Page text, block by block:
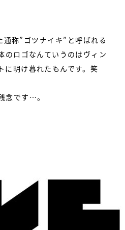
称”ゴツナイキ”と呼ばれる
のロゴなんていうのはヴィン
に明け暮れたもんです。笑
念です…。